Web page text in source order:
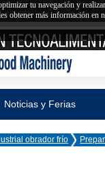
tu navegación y
obtener más información en
Noticias y Ferias
obrador frío